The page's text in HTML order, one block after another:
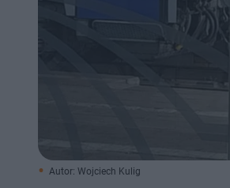
Autor: Wojciech Kulig